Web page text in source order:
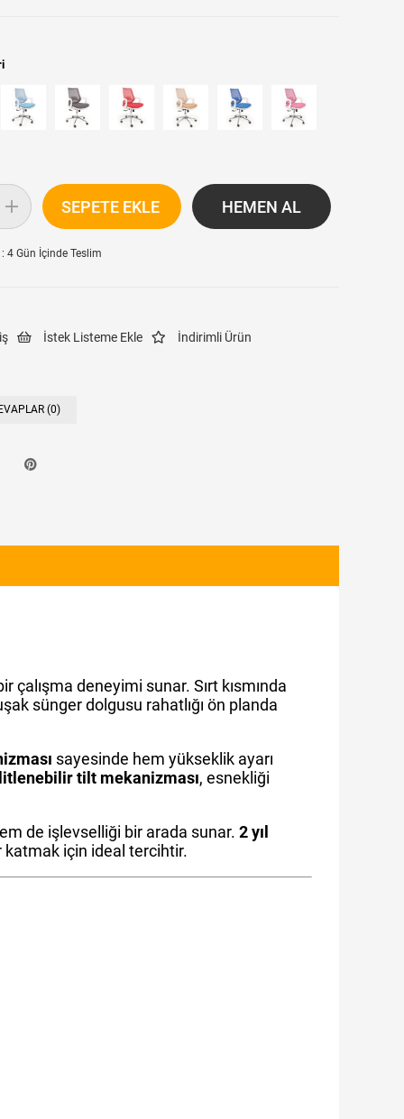
: 4 Gün İçinde Teslim
İstek Listeme Ekle İndirimli Ürün
(0)
çalışma deneyimi sunar. Sırt kısmında
sünger dolgusu rahatlığı ön planda
sayesinde hem yükseklik ayarı
tilt mekanizması, esnekliği
de işlevselliği bir arada sunar. 2 yıl
katmak için ideal tercihtir.